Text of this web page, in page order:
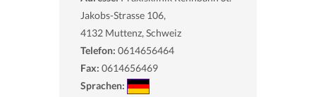
Jakobs-Strasse 106,
4132 Muttenz, Schweiz
Telefon: 0614656464
Fax: 0614656469
Sprachen: